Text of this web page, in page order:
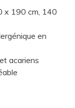
x 190 cm, 140
en
acariens